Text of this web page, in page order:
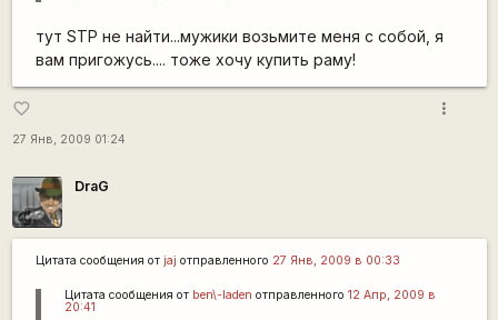
тут STP не найти...мужики возьмите меня с собой, я
вам пригожусь.... тоже хочу купить раму!
favorite_border
27 Янв, 2009 01:24
more_vert
DraG
Цитата сообщения от jaj отправленного 27 Янв, 2009 в 00:33
Цитата сообщения от ben\-laden отправленного 12 Апр, 2009 в
20:41